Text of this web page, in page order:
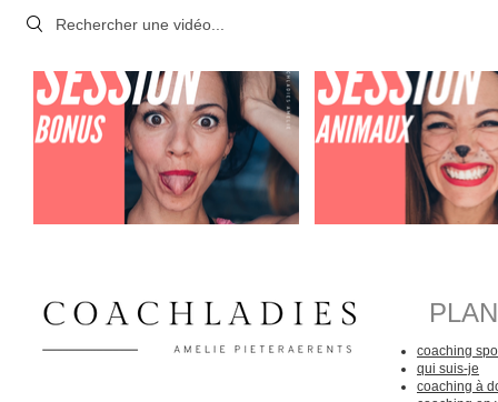
Search videos
coaching
qui suis-je
coaching à